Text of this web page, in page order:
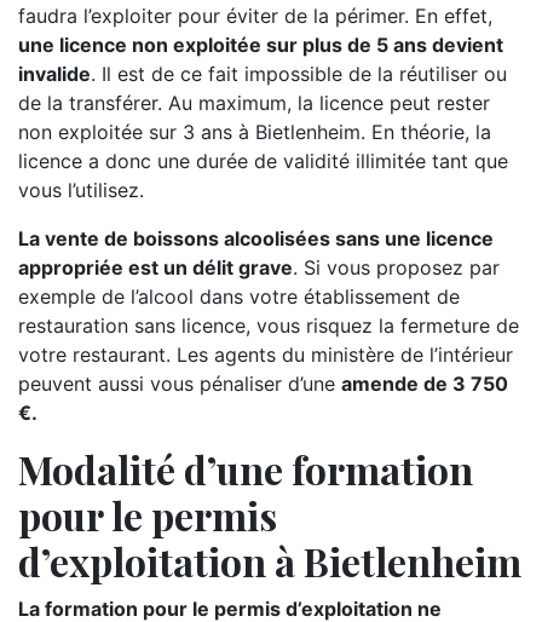
faudra l’exploiter pour éviter de la périmer. En effet,
une licence non exploitée sur plus de 5 ans devient
invalide. Il est de ce fait impossible de la réutiliser ou
de la transférer. Au maximum, la licence peut rester
non exploitée sur 3 ans à Bietlenheim. En théorie, la
licence a donc une durée de validité illimitée tant que
vous l’utilisez.
La vente de boissons alcoolisées sans une licence
appropriée est un délit grave. Si vous proposez par
exemple de l’alcool dans votre établissement de
restauration sans licence, vous risquez la fermeture de
votre restaurant. Les agents du ministère de l’intérieur
peuvent aussi vous pénaliser d’une amende de 3 750
€.
Modalité d’une formation
pour le permis
d’exploitation à Bietlenheim
La formation pour le permis d’exploitation ne